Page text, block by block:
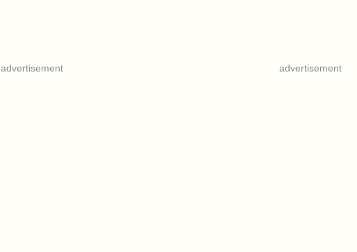
advertisement advertisement